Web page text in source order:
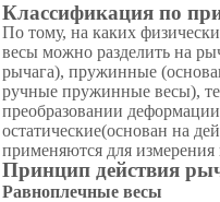
Классификация по
По тому, на каких
весы можно разделить на
рычага), пружинные
ручные пружинные весы),
преобразовании
остатические(основан на
применяются для измерения
Принцип действия
Равноплечные весы